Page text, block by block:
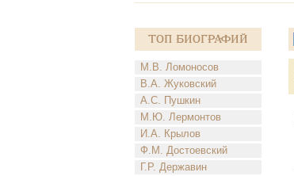
Топ Биографий
М.В. Ломоносов
В.А. Жуковский
А.С. Пушкин
М.Ю. Лермонтов
И.А. Крылов
Ф.М. Достоевский
Г.Р. Державин